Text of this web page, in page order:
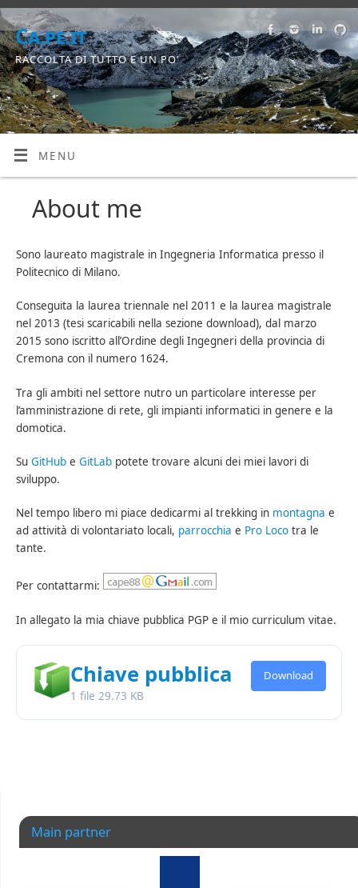
Ca.pe.it
RACCOLTA DI TUTTO E UN PO'
MENU
About me
Sono laureato magistrale in Ingegneria Informatica presso il
Politecnico di Milano.
Conseguita la laurea triennale nel 2011 e la laurea magistrale
nel 2013 (tesi scaricabili nella sezione download), dal marzo
2015 sono iscritto all’Ordine degli Ingegneri della provincia di
Cremona con il numero 1624.
Tra gli ambiti nel settore nutro un particolare interesse per
l’amministrazione di rete, gli impianti informatici in genere e la
domotica.
SuGitHub eGitLab potete trovare alcuni dei miei lavori di
sviluppo.
Nel tempo libero mi piace dedicarmi al trekking in montagna e
ad attività di volontariato locali, parrocchia e Pro Loco tra le
tante.
Per contattarmi:
In allegato la mia chiave pubblica PGP e il mio curriculum vitae.
Chiave pubblica
1 file 29.73 KB
Download
Main partner